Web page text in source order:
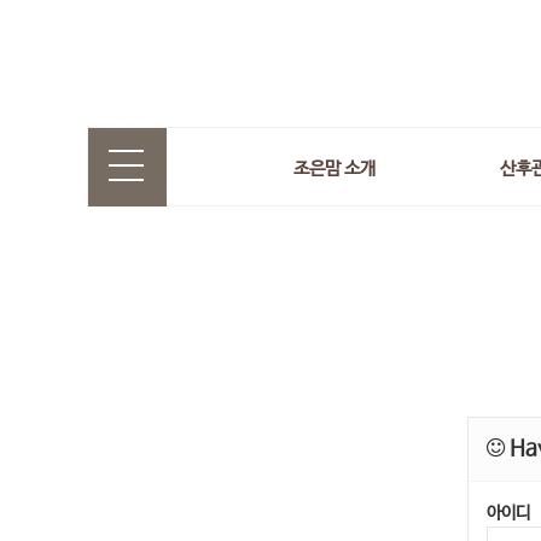
조은맘 소개 산후
아이디